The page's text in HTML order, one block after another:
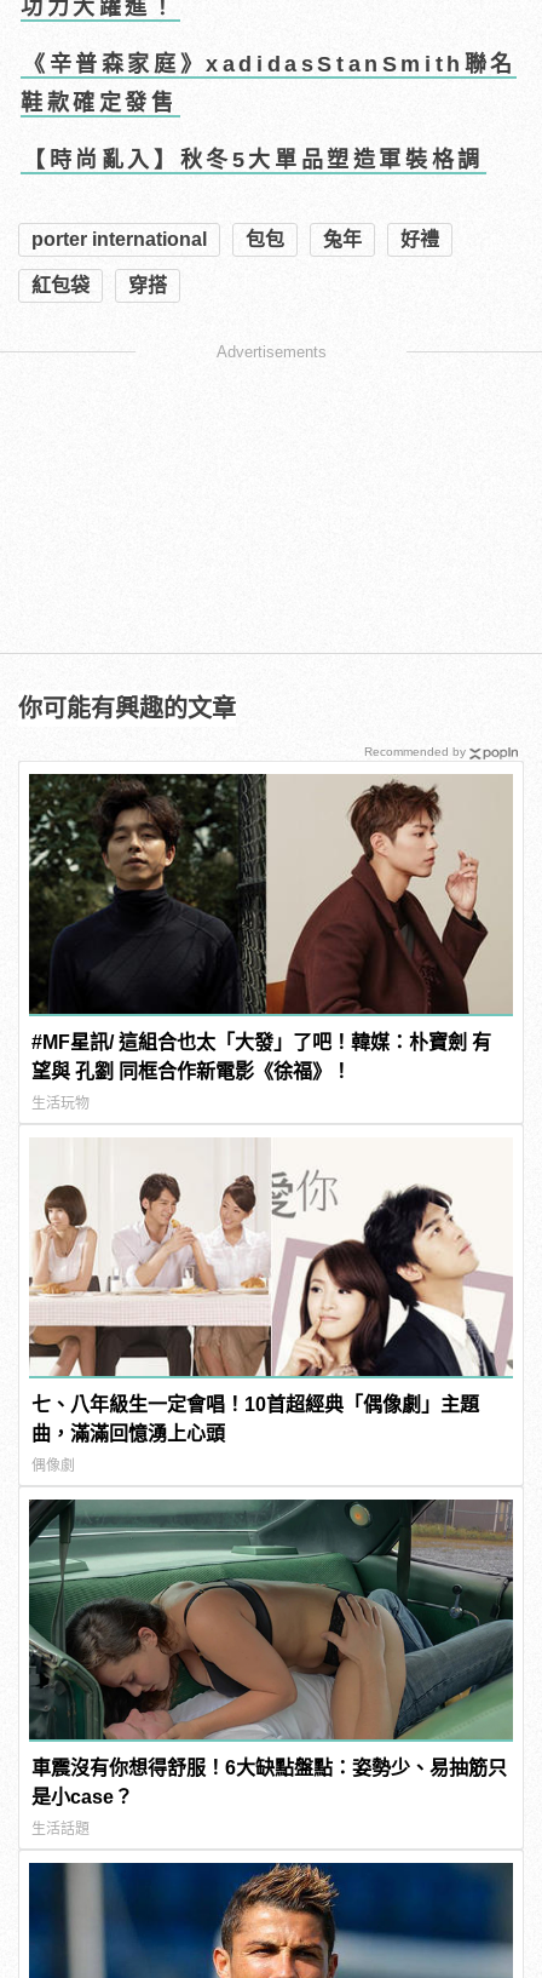
功力大躍進！
《辛普森家庭》xadidasStanSmith聯名
鞋款確定發售
【時尚亂入】秋冬5大單品塑造軍裝格調
porter international 包包 兔年 好禮
紅包袋 穿搭
Advertisements
你可能有興趣的文章
#MF星訊/ 這組合也太「大發」了吧！韓媒：朴寶劍 有
望與 孔劉 同框合作新電影《徐福》！
生活玩物
七、八年級生一定會唱！10首超經典「偶像劇」主題
曲，滿滿回憶湧上心頭
偶像劇
車震沒有你想得舒服！6大缺點盤點：姿勢少、易抽筋只
是小case？
生活話題
Recommended by